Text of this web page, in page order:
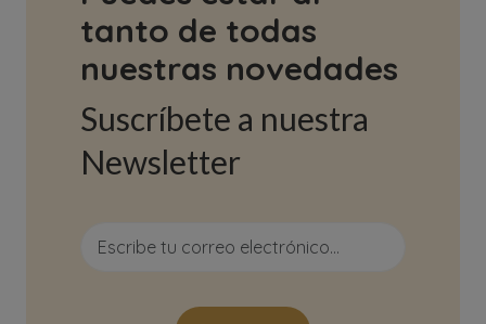
tanto de todas
nuestras novedades
Suscríbete a nuestra
Newsletter